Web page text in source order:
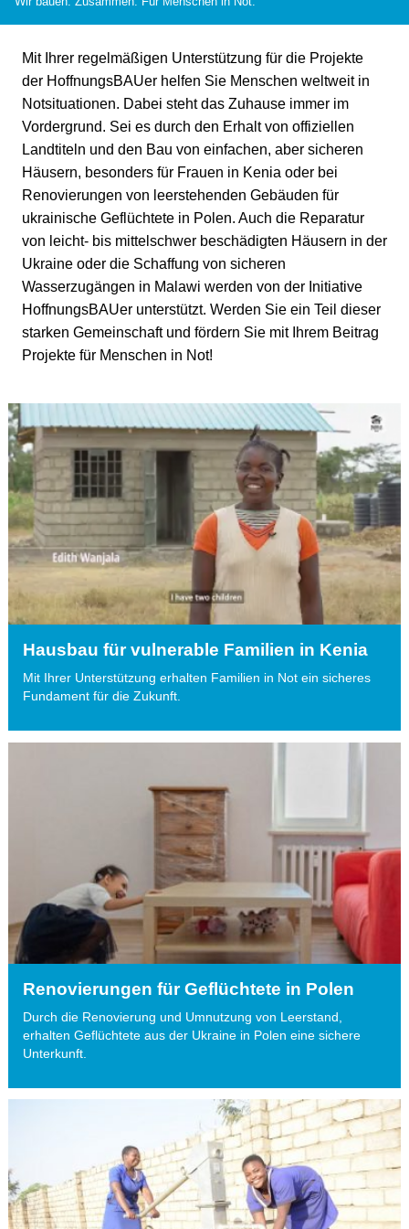
Mit Ihrer regelmäßigen Unterstützung für die Projekte
der HoffnungsBAUer helfen Sie Menschen weltweit in
Notsituationen. Dabei steht das Zuhause immer im
Vordergrund. Sei es durch den Erhalt von offiziellen
Landtiteln und den Bau von einfachen, aber sicheren
Häusern, besonders für Frauen in Kenia oder bei
Renovierungen von leerstehenden Gebäuden für
ukrainische Geflüchtete in Polen. Auch die Reparatur
von leicht- bis mittelschwer beschädigten Häusern in der
Ukraine oder die Schaffung von sicheren
Wasserzugängen in Malawi werden von der Initiative
HoffnungsBAUer unterstützt. Werden Sie ein Teil dieser
starken Gemeinschaft und fördern Sie mit Ihrem Beitrag
Projekte für Menschen in Not!
Hausbau für vulnerable Familien in Kenia
Mit Ihrer Unterstützung erhalten Familien in Not ein sicheres
Fundament für die Zukunft.
Renovierungen für Geflüchtete in Polen
Durch die Renovierung und Umnutzung von Leerstand,
erhalten Geflüchtete aus der Ukraine in Polen eine sichere
Unterkunft.